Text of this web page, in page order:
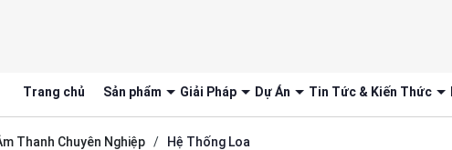
Trang chủ Sản phẩm Giải Pháp Dự Án Tin Tức & Kiến Thức
Thanh Chuyên Nghiệp / Hệ Thống Loa